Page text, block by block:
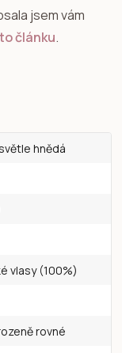
jsem vám
článku.
hnědá
vlasy (100%)
rovné